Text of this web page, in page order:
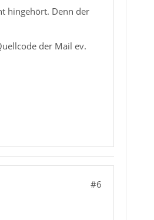
hingehört. Denn der
der Mail ev.
#6